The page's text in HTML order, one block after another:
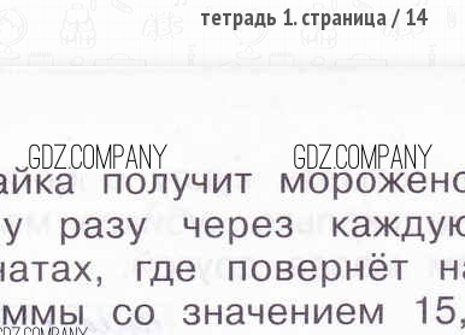
тетрадь 1. страница / 14